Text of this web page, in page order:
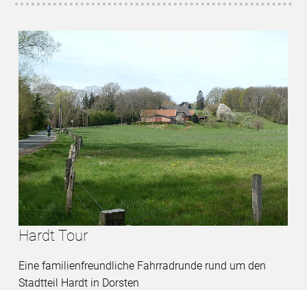
Hardt Tour
Eine familienfreundliche Fahrradrunde rund um den
Stadtteil Hardt in Dorsten